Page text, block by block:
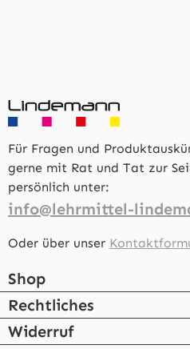
Für Fragen und
gerne mit Rat und Tat zur
persönlich unter:
info@lehrmittel-
Oder über unser
Shop
Rechtliches
Widerruf